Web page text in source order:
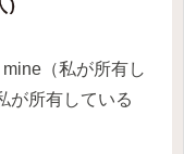
（私が所有し
が所有している